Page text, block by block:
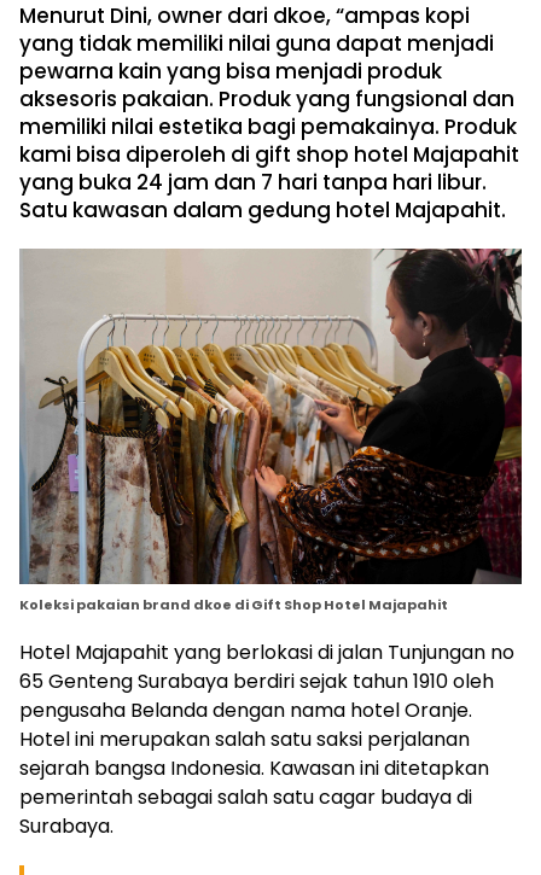
Menurut Dini, owner dari dkoe, “ampas kopi
yang tidak memiliki nilai guna dapat menjadi
pewarna kain yang bisa menjadi produk
aksesoris pakaian. Produk yang fungsional dan
memiliki nilai estetika bagi pemakainya. Produk
kami bisa diperoleh di gift shop hotel Majapahit
yang buka 24 jam dan 7 hari tanpa hari libur.
Satu kawasan dalam gedung hotel Majapahit.
Koleksi pakaian brand dkoe di Gift Shop Hotel Majapahit
Hotel Majapahit yang berlokasi di jalan Tunjungan no
65 Genteng Surabaya berdiri sejak tahun 1910 oleh
pengusaha Belanda dengan nama hotel Oranje.
Hotel ini merupakan salah satu saksi perjalanan
sejarah bangsa Indonesia. Kawasan ini ditetapkan
pemerintah sebagai salah satu cagar budaya di
Surabaya.